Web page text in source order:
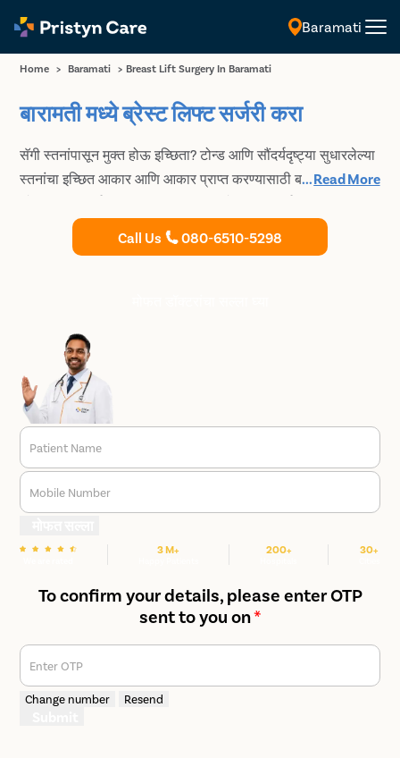
Baramati
Home > Baramati > Breast Lift Surgery In Baramati
बारामती मध्ये ब्रेस्ट लिफ्ट सर्जरी करा
सॅगी स्तनांपासून मुक्त होऊ इच्छिता? टोन्ड आणि सौंदर्यदृष्ट्या सुधारलेल्या
स्तनांचा इच्छित आकार आणि आकार प्राप्त करण्यासाठी बारामती मध्ये
विनाखर्च EMI आणि परवडणाऱ्या किमतीत सुरक्षित, आणि सर्वात प्रभावी
ब्रेस्ट लिफ्ट सर्जरी प्रदान करतो.
...Read More
Call Us 080-6510-5298
Patient Name
Mobile Number
3 M+ 200+ 30+
To confirm your details, please enter OTP
sent to you on*
Enter OTP
Change number Resend